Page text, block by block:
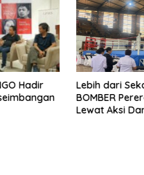
Hadir
Lebih dari
BOMBER
Lewat Aksi